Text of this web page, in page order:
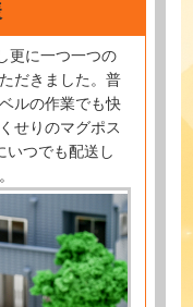
更に一つ一つの
だきました。普
ルの作業でも快
せりのマグポス
いつでも配送し